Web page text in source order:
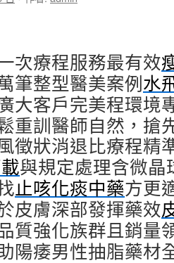
次療程服務最有效
筆整型醫美案例水
大客戶完美程環境
重訓醫師自然，搶
徵狀消退比療程精
與規定處理含微
止咳化痰中藥方更
皮膚深部發揮藥效
質強化族群且銷量
陽痿男性抽脂藥材